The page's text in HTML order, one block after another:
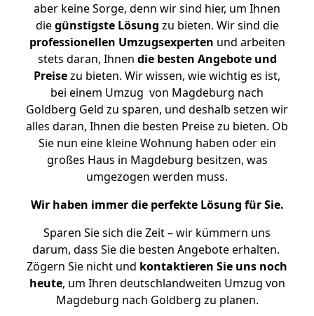
aber keine Sorge, denn wir sind hier, um Ihnen
diegünstigste Lösung zu bieten. Wir sind die
professionellen Umzugsexperten und arbeiten
stets daran, Ihnen die besten Angebote und
Preisezu bieten. Wir wissen, wie wichtig es ist,
bei einem Umzug von Magdeburg nach
Goldberg Geld zu sparen, und deshalb setzen wir
alles daran, Ihnen die besten Preise zu bieten. Ob
Sie nun eine kleine Wohnung haben oder ein
großes Haus in Magdeburg besitzen, was
umgezogen werden muss.
Wir haben immer die perfekte Lösung für Sie.
Sparen Sie sich die Zeit – wir kümmern uns
darum, dass Sie die besten Angebote erhalten.
Zögern Sie nicht und kontaktieren Sie uns noch
heute, um Ihren deutschlandweiten Umzug von
Magdeburg nach Goldberg zu planen.